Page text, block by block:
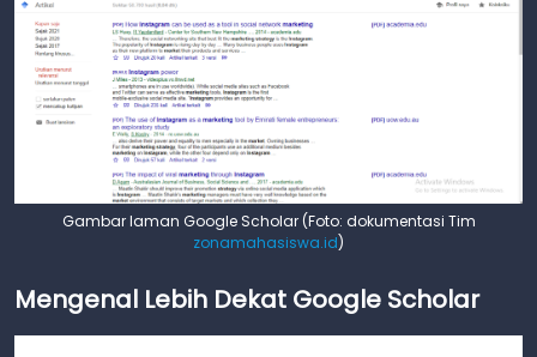
Gambar laman Google Scholar (Foto: dokumentasi Tim
zonamahasiswa.id)
Mengenal Lebih Dekat Google Scholar